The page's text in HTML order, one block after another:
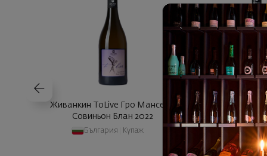
Живанкин ToLive Гро Мансен и
Совиньон Блан 2022
България Купаж
Живанкин
България